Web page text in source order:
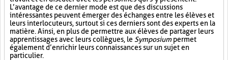
L’avantage de ce dernier mode est que des discussions
intéressantes peuvent émerger des échanges entre les élèves et
leurs interlocuteurs, surtout si ces derniers sont des experts en la
matière. Ainsi, en plus de permettre aux élèves de partager leurs
apprentissages avec leurs collègues, le Symposiumpermet
également d’enrichir leurs connaissances sur un sujet en
particulier.